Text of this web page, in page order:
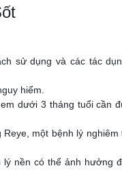
sử dụng và các tác
hiểm.
dưới 3 tháng tuổi cần
một bệnh lý
lý nền có thể ảnh hưởng